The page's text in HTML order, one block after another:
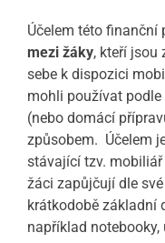
Účelem této finanční
mezi žáky, kteří jsou
sebe k dispozici
mohli používat
(nebo domácí
způsobem. Účelem
stávající tzv.
žáci zapůjčují dle
krátkodobě základní
například